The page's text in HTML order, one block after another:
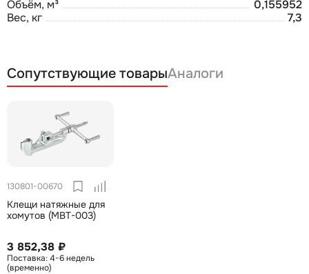
Объём, м³
0,155952
Вес, кг
7,3
Сопутствующие товарыАналоги
130801-00670
Клещи натяжные для
хомутов (MBT-003)
3 852,38 ₽
4-6 недель
(временно)